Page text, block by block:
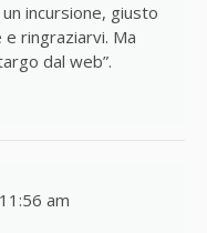
incursione, giusto
ringraziarvi. Ma
dal web”.
am